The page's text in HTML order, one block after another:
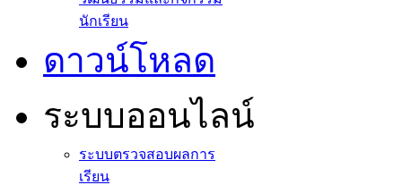
นักเรียน
ดาวน์โหลด
ระบบออนไลน์
ระบบตรวจสอบผลการ
เรียน